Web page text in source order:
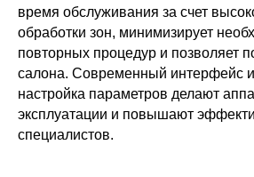
время обслуживания за счет
обработки зон, минимизирует
повторных процедур и позволяет
салона. Современный интерфейс
настройка параметров делают
эксплуатации и повышают
специалистов.